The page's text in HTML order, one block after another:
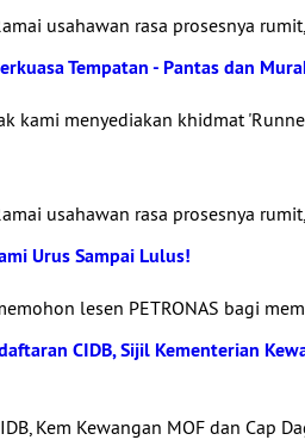
usahawan rasa prosesnya
Tempatan - Pantas dan
kami menyediakan khidmat
usahawan rasa prosesnya
Urus Sampai Lulus!
lesen PETRONAS bagi
CIDB, Sijil Kementerian
Kem Kewangan MOF dan Cap